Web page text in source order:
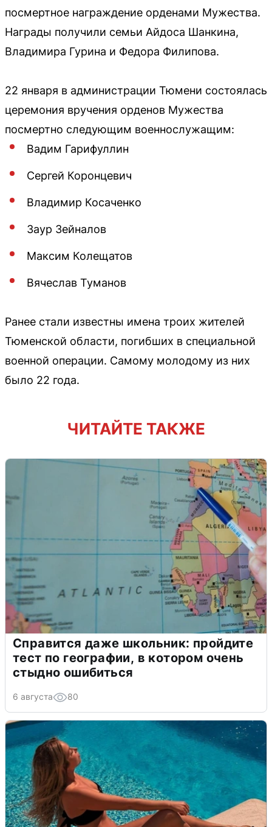
посмертное награждение орденами Мужества.
Награды получили семьи Айдоса Шанкина,
Владимира Гурина и Федора Филипова.
22 января в администрации Тюмени состоялась
церемония вручения орденов Мужества
посмертно следующим военнослужащим:
Вадим Гарифуллин
Сергей Коронцевич
Владимир Косаченко
Заур Зейналов
Максим Колещатов
Вячеслав Туманов
Ранее стали известны имена троих жителей
Тюменской области, погибших в специальной
военной операции. Самому молодому из них
было 22 года.
ЧИТАЙТЕ ТАКЖЕ
Справится даже школьник: пройдите
тест по географии, в котором очень
стыдно ошибиться
6 августа 80